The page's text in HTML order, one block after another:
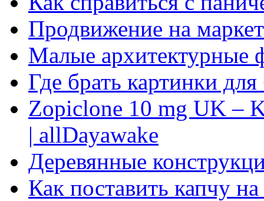
Продвижение на
Малые архитектурные
Где брать картинки
Zopiclone 10 mg UK –
| allDayawake
Деревянные
Как поставить капчу